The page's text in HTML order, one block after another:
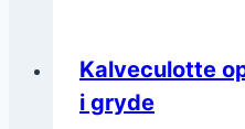
Kalveculotte
i gryde